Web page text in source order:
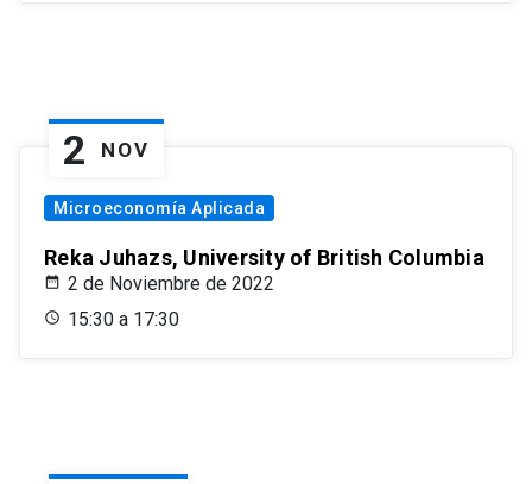
2 NOV
Microeconomía Aplicada
Reka Juhazs, University of British Columbia
2 de Noviembre de 2022
15:30 a 17:30